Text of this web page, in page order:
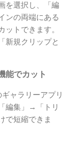
を選択し、「編
ンの両端にある
トできます。
新規クリップと
能でカット
ャラリーアプリ
編集」→「トリ
で短縮できま